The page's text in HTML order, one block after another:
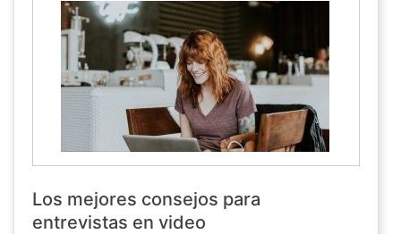
Los mejores consejos para
entrevistas en video